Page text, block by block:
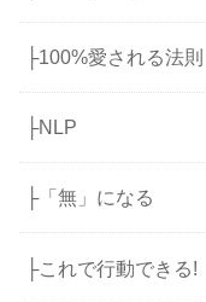
├100%愛される法則
├NLP
├「無」になる
├これで行動できる!